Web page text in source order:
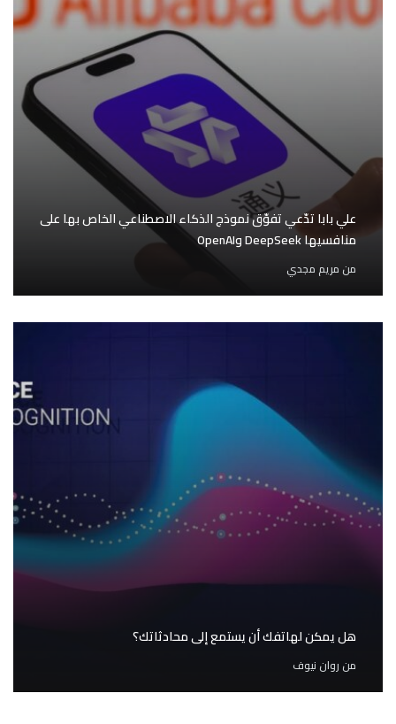
علي بابا تدّعي تفوّق نموذج الذكاء الاصطناعي الخاص بها على
منافسيها DeepSeek وOpenAI
من مريم مجدي
هل يمكن لهاتفك أن يستمع إلى محادثاتك؟
من روان نيوف